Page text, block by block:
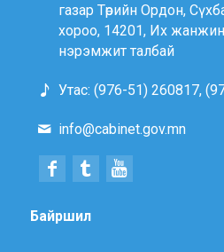
газар Төрийн Ордон,
хороо, 14201, Их
нэрэмжит талбай
Утас: (976-51) 260817,
info@cabinet.gov.mn
Байршил